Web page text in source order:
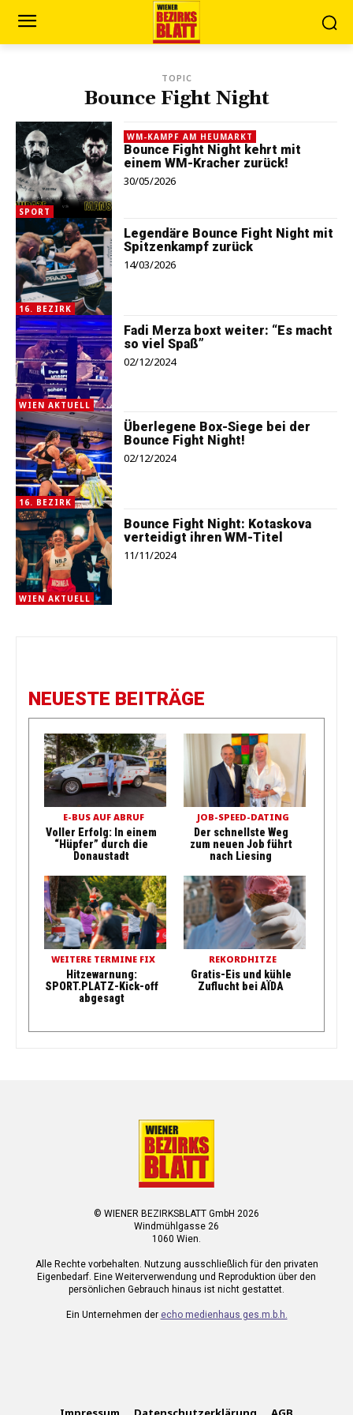
TOPIC
Bounce Fight Night
SPORT
WM-KAMPF AM HEUMARKT
Bounce Fight Night kehrt mit
einem WM-Kracher zurück!
30/05/2026
16. BEZIRK
Legendäre Bounce Fight Night mit
Spitzenkampf zurück
14/03/2026
WIEN AKTUELL
Fadi Merza boxt weiter: “Es macht
so viel Spaß”
02/12/2024
16. BEZIRK
Überlegene Box-Siege bei der
Bounce Fight Night!
02/12/2024
WIEN AKTUELL
Bounce Fight Night: Kotaskova
verteidigt ihren WM-Titel
11/11/2024
NEUESTE BEITRÄGE
E-BUS AUF ABRUF
Voller Erfolg: In einem
“Hüpfer” durch die
Donaustadt
JOB-SPEED-DATING
Der schnellste Weg
zum neuen Job führt
nach Liesing
WEITERE TERMINE FIX
Hitzewarnung:
SPORT.PLATZ-Kick-off
abgesagt
REKORDHITZE
Gratis-Eis und kühle
Zuflucht bei AÏDA
© WIENER BEZIRKSBLATT GmbH 2026
Windmühlgasse 26
1060 Wien.
Alle Rechte vorbehalten. Nutzung ausschließlich für den privaten
Eigenbedarf. Eine Weiterverwendung und Reproduktion über den
persönlichen Gebrauch hinaus ist nicht gestattet.
Ein Unternehmen der echo medienhaus ges.m.b.h.